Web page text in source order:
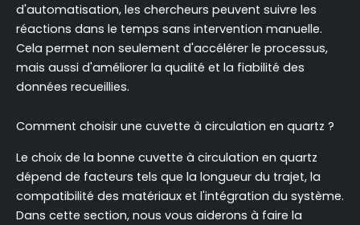
d'automatisation, les chercheurs peuvent suivre les
réactions dans le temps sans intervention manuelle.
Cela permet non seulement d'accélérer le processus,
mais aussi d'améliorer la qualité et la fiabilité des
données recueillies.
Comment choisir une cuvette à circulation en quartz ?
Le choix de la bonne cuvette à circulation en quartz
dépend de facteurs tels que la longueur du trajet, la
compatibilité des matériaux et l'intégration du système.
Dans cette section, nous vous aiderons à faire la